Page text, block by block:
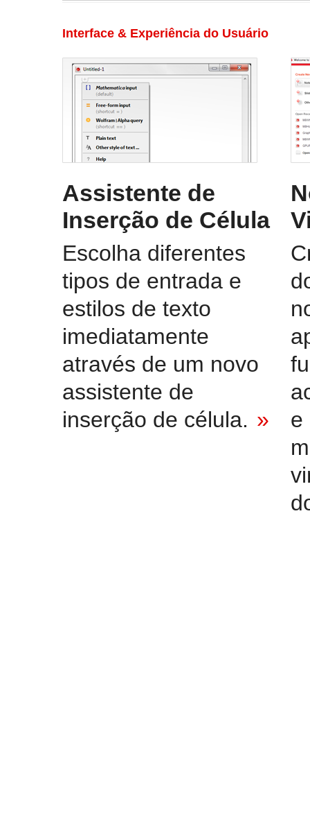
Interface & Experiência do Usuário
Assistente de
Inserção de Célula
Escolha diferentes
tipos de entrada e
estilos de texto
imediatamente
através de um novo
assistente de
inserção de célula. »
e